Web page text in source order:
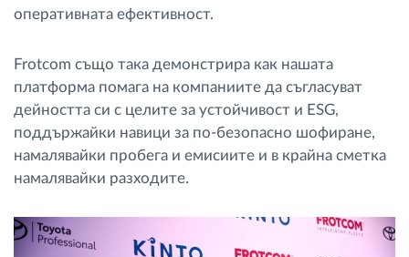
оперативната ефективност.
Frotcom също така демонстрира как нашата
платформа помага на компаниите да съгласуват
дейността си с целите за устойчивост и ESG,
поддържайки навици за по-безопасно шофиране,
намалявайки пробега и емисиите и в крайна сметка
намалявайки разходите.